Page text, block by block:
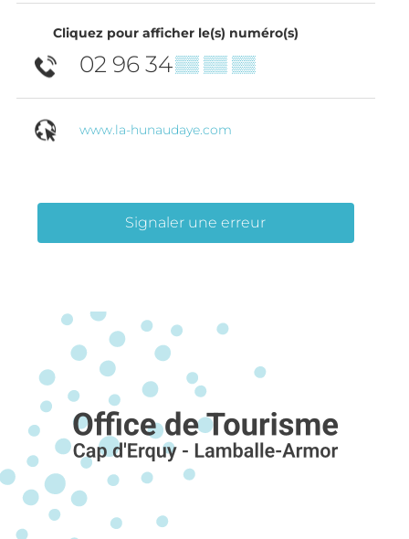
Cliquez pour afficher le(s) numéro(s)
02 96 34▒▒ ▒▒ ▒▒
www.la-hunaudaye.com
Signaler une erreur